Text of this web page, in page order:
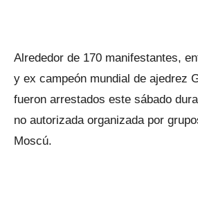
Alrededor de 170 manifestantes,
y ex campeón mundial de ajedrez
fueron arrestados este sábado
no autorizada organizada por
Moscú.